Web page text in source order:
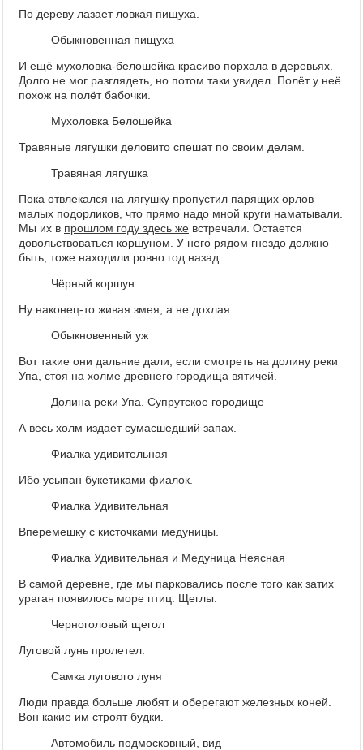
По дереву лазает ловкая пищуха.
Обыкновенная пищуха
И ещё мухоловка-белошейка красиво порхала в деревьях.
Долго не мог разглядеть, но потом таки увидел. Полёт у неё
похож на полёт бабочки.
Мухоловка Белошейка
Травяные лягушки деловито спешат по своим делам.
Травяная лягушка
Пока отвлекался на лягушку пропустил парящих орлов —
малых подорликов, что прямо надо мной круги наматывали.
Мы их в прошлом году здесь же встречали. Остается
довольствоваться коршуном. У него рядом гнездо должно
быть, тоже находили ровно год назад.
Чёрный коршун
Ну наконец-то живая змея, а не дохлая.
Обыкновенный уж
Вот такие они дальние дали, если смотреть на долину реки
Упа, стоя на холме древнего городища вятичей.
Долина реки Упа. Супрутское городище
А весь холм издает сумасшедший запах.
Фиалка удивительная
Ибо усыпан букетиками фиалок.
Фиалка Удивительная
Вперемешку с кисточками медуницы.
Фиалка Удивительная и Медуница Неясная
В самой деревне, где мы парковались после того как затих
ураган появилось море птиц. Щеглы.
Черноголовый щегол
Луговой лунь пролетел.
Самка лугового луня
Люди правда больше любят и оберегают железных коней.
Вон какие им строят будки.
Автомобиль подмосковный, вид